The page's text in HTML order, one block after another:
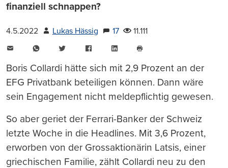
finanziell schnappen?
4.5.2022 Lukas Hässig 17
11.111
WhatsAppTwitter FacebookLinkedIn
drucken
Boris Collardi hätte sich mit 2,9 Prozent an der
EFG Privatbank beteiligen können. Dann wäre
sein Engagement nicht meldepflichtig gewesen.
So aber geriet der Ferrari-Banker der Schweiz
letzte Woche in die Headlines. Mit 3,6 Prozent,
erworben von der Grossaktionärin Latsis, einer
griechischen Familie, zählt Collardi neu zu den